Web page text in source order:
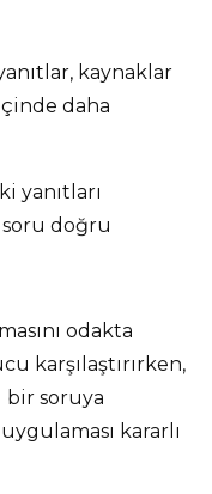
kaynaklar
daha
yanıtları
doğru
odakta
karşılaştırırken,
bir soruya
kararlı